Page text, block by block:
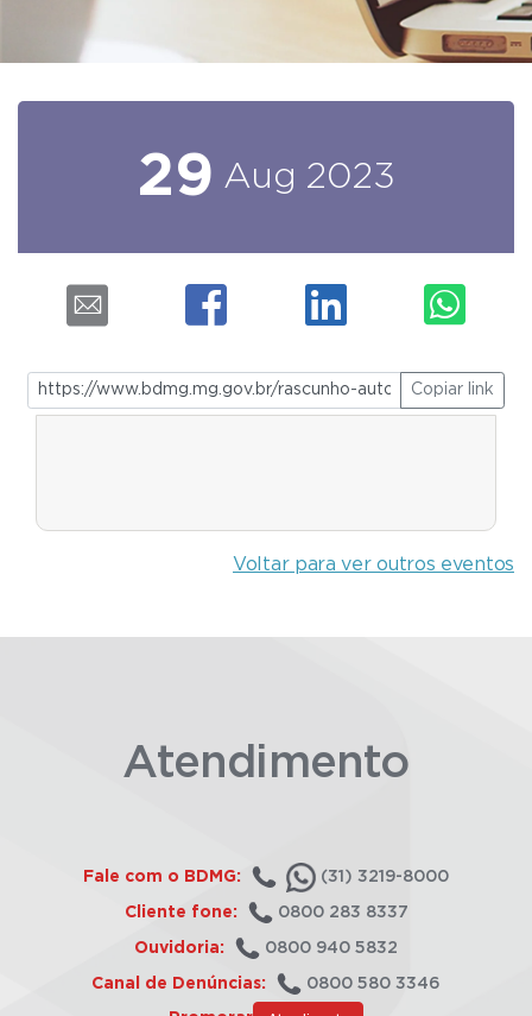
29 Aug 2023
Copiar link
Voltar para ver outros eventos
Atendimento
Fale com o BDMG: (31) 3219-8000
Cliente fone: 0800 283 8337
Ouvidoria: 0800 940 5832
Canal de Denúncias: 0800 580 3346